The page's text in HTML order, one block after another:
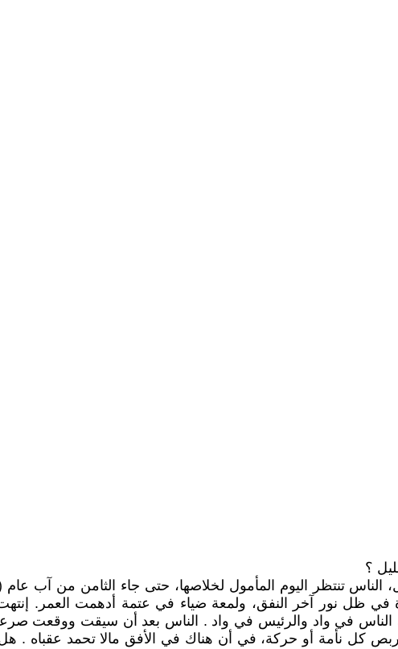
؟
في ظل نور آخر النفق، ولمعة ضياء في عتمة أدهمت العمر.
الناس في واد والرئيس في واد . الناس بعد أن سيقت ووقعت
كل نأمة أو حركة، في أن هناك في الأفق مالا تحمد